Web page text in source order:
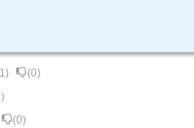
1) (0)
)
(0)